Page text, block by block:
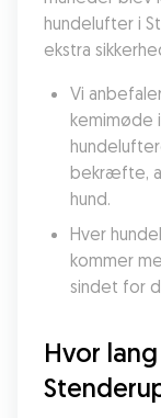
hundelufter i
ekstra
Vi
kemimøde
bekræfte,
hund.
Hver
kommer
sindet for
Hvor